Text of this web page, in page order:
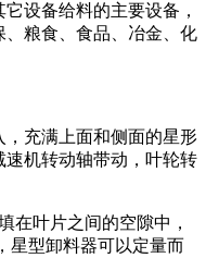
设备给料的主要设备，
粮食、食品、冶金、化
充满上面和侧面的星形
机转动轴带动，叶轮转
在叶片之间的空隙中，
星型卸料器可以定量而